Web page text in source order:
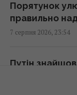
Експерти
про Прагу
Порятунок
правильно
7 серпня 2026, 23:54
Путін